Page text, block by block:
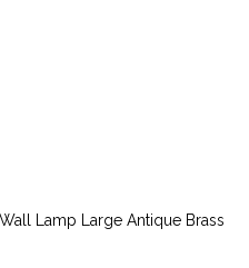
Lamp Large Antique Brass